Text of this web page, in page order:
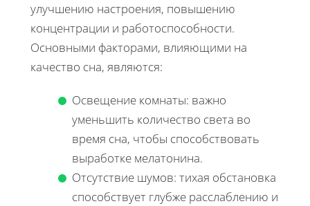
улучшению настроения, повышению
концентрации и работоспособности.
Основными факторами, влияющими на
качество сна, являются:
Освещение комнаты: важно
уменьшить количество света во
время сна, чтобы способствовать
выработке мелатонина.
Отсутствие шумов: тихая обстановка
способствует глубже расслаблению и